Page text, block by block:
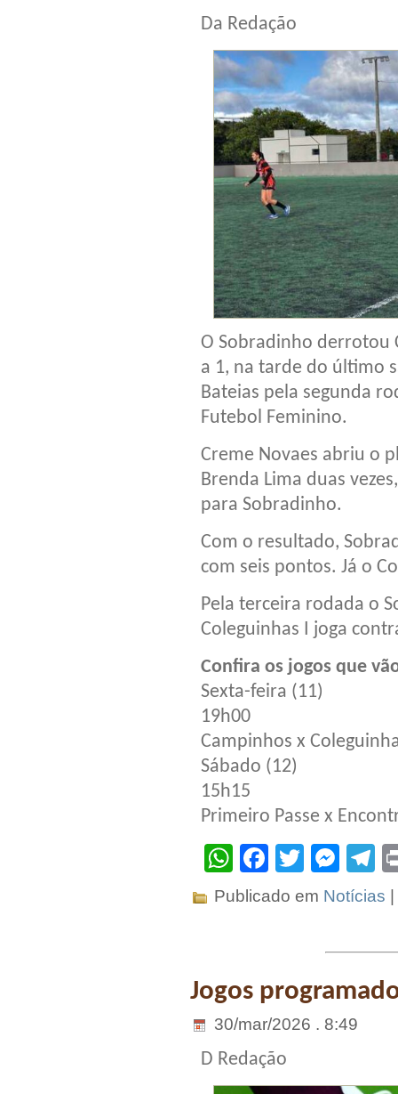
Da Redação
O Sobradinho derrotou
a 1, na tarde do último
Bateias pela segunda
Futebol Feminino.
Creme Novaes abriu o
Brenda Lima duas
para Sobradinho.
Com o resultado,
com seis pontos. Já o
Pela terceira rodada o
Coleguinhas I joga
Confira os jogos que
Sexta-feira (11)
19h00
Campinhos x
Sábado (12)
15h15
Primeiro Passe x
WhatsApp
Facebook
Twitter
Publicado em Notícias
Jogos
30/mar/2026 . 8:49
D Redação